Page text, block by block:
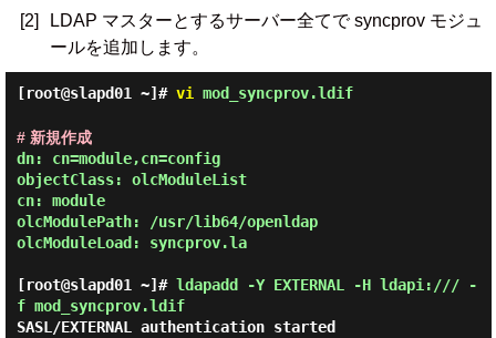
[2]
LDAP マスターとするサーバー全てで syncprov モジュ
ールを追加します。
[root@slapd01 ~]# vi mod_syncprov.ldif
# 新規作成
dn: cn=module,cn=config
objectClass: olcModuleList
cn: module
olcModulePath: /usr/lib64/openldap
olcModuleLoad: syncprov.la
[root@slapd01 ~]# ldapadd -Y EXTERNAL -H ldapi:/// -
f mod_syncprov.ldif
SASL/EXTERNAL authentication started